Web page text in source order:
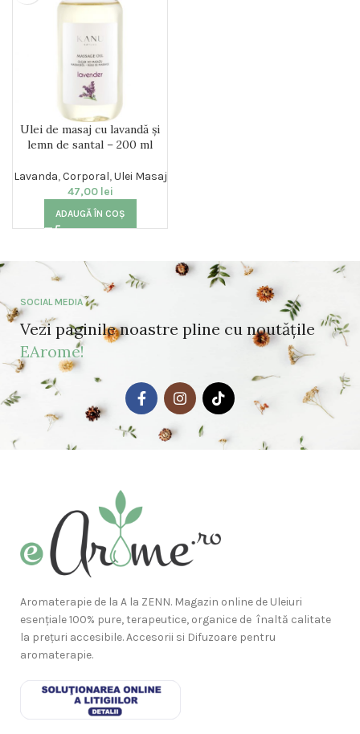
Ulei de masaj cu lavandă și
lemn de santal – 200 ml
Lavanda,Corporal,Ulei Masaj
47,00 lei
ADAUGĂ ÎN COȘ
SOCIAL MEDIA
Vezi paginile noastre pline cu noutățile
EArome!
Aromaterapie de la A la ZENN. Magazin online de Uleiuri
esențiale 100% pure, terapeutice, organice de înaltă calitate
la prețuri accesibile. Accesorii si Difuzoare pentru
aromaterapie.